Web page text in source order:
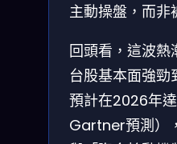
主動操盤，而非
回頭看，這波熱
台股基本面強
預計在2026年
Gartner預測）